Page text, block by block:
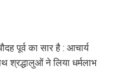
पूर्व का सार है : आचार्य
श्रद्धालुओं ने लिया धर्मलाभ